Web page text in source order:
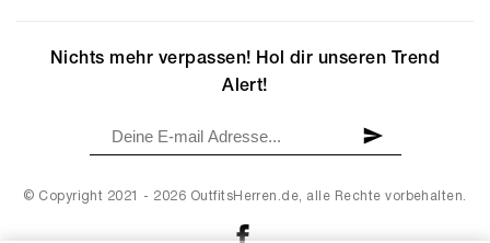
© Copyright 2021 - 2026 OutfitsHerren.de, alle Rechte vorbehalten.
Nichts mehr verpassen! Hol dir unseren Trend
Alert!